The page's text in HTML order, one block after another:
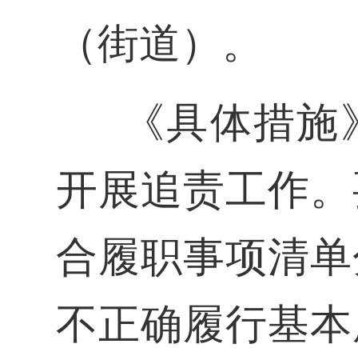
（街道）。
《具体措
开展追责工作
合履职事项清
不正确履行基